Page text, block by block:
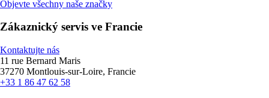
Objevte všechny naše značky
Zákaznický servis ve Francie
Kontaktujte nás
11 rue Bernard Maris
37270 Montlouis-sur-Loire, Francie
+33 1 86 47 62 58